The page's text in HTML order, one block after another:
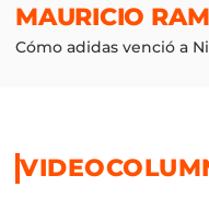
MAURICIO
Cómo adidas venció a